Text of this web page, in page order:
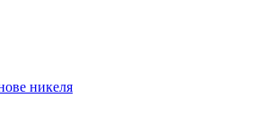
никеля